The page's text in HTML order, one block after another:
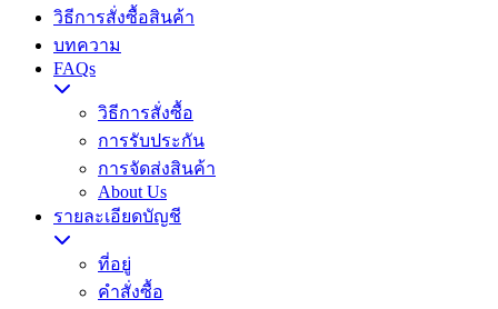
วิธีการสั่งซื้อสินค้า
บทความ
FAQs
วิธีการสั่งซื้อ
การรับประกัน
การจัดส่งสินค้า
About Us
รายละเอียดบัญชี
ที่อยู่
คำสั่งซื้อ